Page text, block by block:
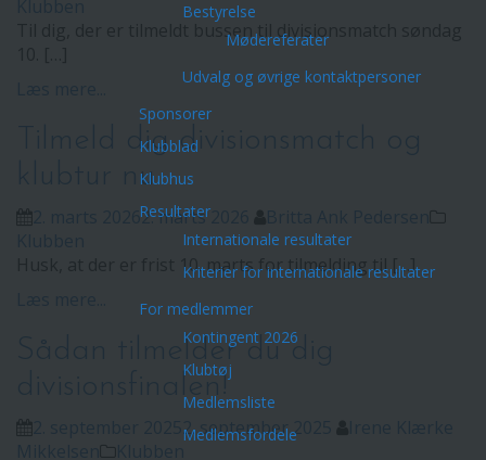
Bestyrelse
Mødereferater
Udvalg og øvrige kontaktpersoner
Sponsorer
Klubblad
Klubhus
Resultater
Internationale resultater
Kriterier for internationale resultater
For medlemmer
Kontingent 2026
Klubtøj
Medlemsliste
Medlemsfordele
Til dig, der er tilmeldt bussen til divisionsmatch søndag
Tilmeld dig divisionsmatch og
klubtur nu
2. marts 2026
Husk, at der er frist 10. marts for tilmelding til […]
Sådan tilmelder du dig
divisionsfinalen!
2. september 2025